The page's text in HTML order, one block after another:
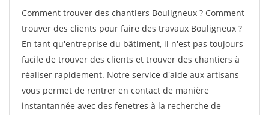
Comment trouver des chantiers Bouligneux ? Comment
trouver des clients pour faire des travaux Bouligneux ?
En tant qu'entreprise du bâtiment, il n'est pas toujours
facile de trouver des clients et trouver des chantiers à
réaliser rapidement. Notre service d'aide aux artisans
vous permet de rentrer en contact de manière
instantannée avec des fenetres à la recherche de